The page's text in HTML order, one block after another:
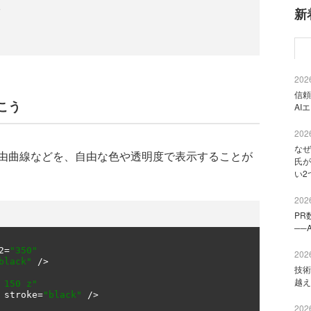
う
線などを、自由な色や透明度で表示することが
="350"
/>
150 z"
="black" />
新
信
AI
な
氏
い2
PR
技
越